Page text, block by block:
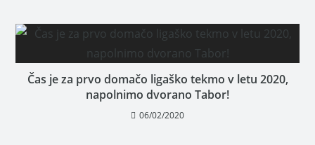
Čas je za prvo domačo ligaško tekmo v letu 2020,
napolnimo dvorano Tabor!
06/02/2020